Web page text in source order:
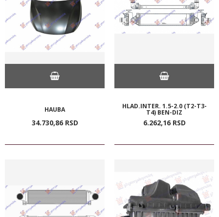
HAUBA
34.730,86 RSD
HLAD.INTER. 1.5-2.0 (T2-T3-
T4) BEN-DIZ
6.262,16 RSD